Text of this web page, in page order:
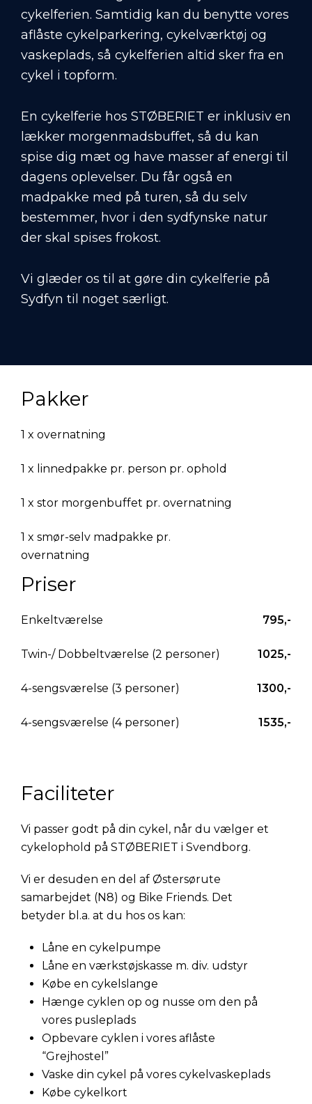
cykelferien. Samtidig kan du benytte vores
aflåste cykelparkering, cykelværktøj og
vaskeplads, så cykelferien altid sker fra en
cykel i topform.
En cykelferie hos STØBERIET er inklusiv en
lækker morgenmadsbuffet, så du kan
spise dig mæt og have masser af energi til
dagens oplevelser. Du får også en
madpakke med på turen, så du selv
bestemmer, hvor i den sydfynske natur
der skal spises frokost.
Vi glæder os til at gøre din cykelferie på
Sydfyn til noget særligt.
Pakker
1 x overnatning
1 x linnedpakke pr. person pr. ophold
1 x stor morgenbuffet pr. overnatning
1 x smør-selv madpakke pr.
overnatning
Priser
Enkeltværelse 795,-
Twin-/ Dobbeltværelse (2 personer) 1025,-
4-sengsværelse (3 personer) 1300,-
4-sengsværelse (4 personer) 1535,-
Faciliteter
Vi passer godt på din cykel, når du vælger et
cykelophold på STØBERIET i Svendborg.
Vi er desuden en del af Østersørute
samarbejdet (N8) og Bike Friends. Det
betyder bl.a. at du hos os kan:
Låne en cykelpumpe
Låne en værkstøjskasse m. div. udstyr
Købe en cykelslange
Hænge cyklen op og nusse om den på
vores pusleplads
Opbevare cyklen i vores aflåste
“Grejhostel”
Vaske din cykel på vores cykelvaskeplads
Købe cykelkort